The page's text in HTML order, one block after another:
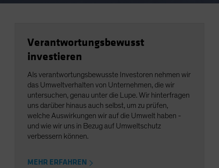
Verantwortungsbewusst
investieren
Als verantwortungsbewusste Investoren nehmen wir
das Umweltverhalten von Unternehmen, die wir
untersuchen, genau unter die Lupe. Wir hinterfragen
uns darüber hinaus auch selbst, um zu prüfen,
welche Auswirkungen wir auf die Umwelt haben -
und wie wir uns in Bezug auf Umweltschutz
verbessern können.
MEHR ERFAHREN